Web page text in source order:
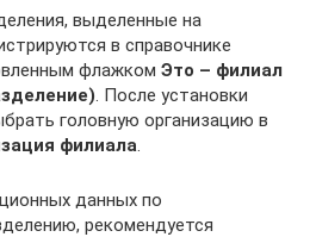
выделенные на
в справочнике
флажком Это – филиал
. После установки
головную организацию в
филиала.
данных по
рекомендуется